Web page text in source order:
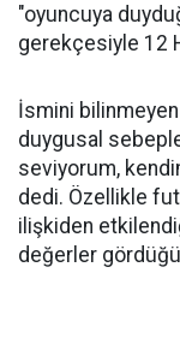
"oyuncuya
gerekçesiyle 12
İsmini bilinmeyen
duygusal
seviyorum,
dedi. Özellikle
ilişkiden
değerler